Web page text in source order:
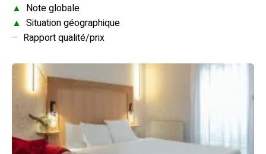
▲ Note globale
▲ Situation géographique
– Rapport qualité/prix